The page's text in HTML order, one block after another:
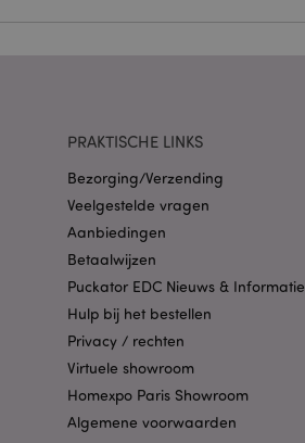
PRAKTISCHE LINKS
Bezorging/Verzending
Veelgestelde vragen
Aanbiedingen
Betaalwijzen
Puckator EDC Nieuws & Informatie
Hulp bij het bestellen
Privacy / rechten
Virtuele showroom
Homexpo Paris Showroom
Algemene voorwaarden